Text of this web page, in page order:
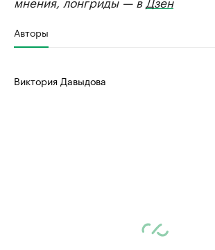
Авторы
Виктория Давыдова